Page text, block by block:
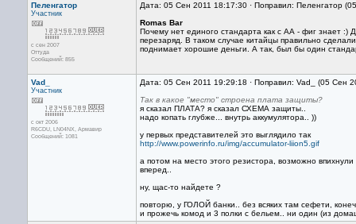
Пеленгатор
Участник
с сен 2007
Оттуда
Сообщений: 855
Дата: 05 Сен 2011 18:17:30 · Поправил: Пеленгатор
Romas Bar
Почему нет единого стандарта как с АА - фиг знает :)
перезаряд. В таком случае китайцы правильно
поднимает хорошие деньги. А так, был бы один
Vad_
Участник
с окт 2006
R6CDU, LN04NX, Армавир
Сообщений: 1081
Дата: 05 Сен 2011 19:29:18 · Поправил: Vad_ (05 Сен
Так в какое "место" строена плата защиты?
я сказал ПЛАТА? я сказал СХЕМА защиты..
надо копать глубже... внутрь аккумулятора.. ))
у первых представителей это выглядило так
http://www.powerinfo.ru/img/accumulator-liion5.gif
а потом на место этого резистора, возможно
вперед..
ну, щас-то найдете ?
повторю, у ГОЛОЙ банки.. без всяких там сефети,
и прожечь комод и 3 полки с бельем.. ни один (из